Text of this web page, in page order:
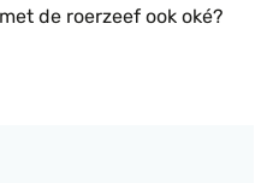
de roerzeef ook oké?